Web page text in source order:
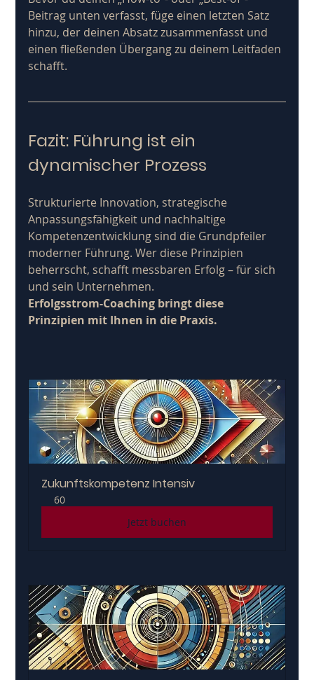
Beitrag unten verfasst, füge einen letzten Satz
hinzu, der deinen Absatz zusammenfasst und
einen fließenden Übergang zu deinem Leitfaden
schafft.
Fazit: Führung ist ein
dynamischer Prozess
Strukturierte Innovation, strategische
Anpassungsfähigkeit und nachhaltige
Kompetenzentwicklung sind die Grundpfeiler
moderner Führung. Wer diese Prinzipien
beherrscht, schafft messbaren Erfolg – für sich
und sein Unternehmen.
Erfolgsstrom-Coaching bringt diese
Prinzipien mit Ihnen in die Praxis.
Zukunftskompetenz Intensiv
60
Jetzt buchen